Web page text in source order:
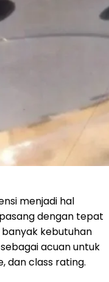
menjadi hal
dengan tepat
kebutuhan
sebagai acuan untuk
dan class rating.